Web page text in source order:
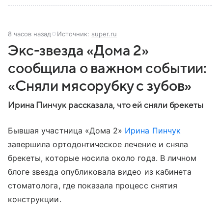
8 часов назад Источник: super.ru
Экс-звезда «Дома 2»
сообщила о важном событии:
«Сняли мясорубку с зубов»
Ирина Пинчук рассказала, что ей сняли брекеты
Бывшая участница «Дома 2» Ирина Пинчук
завершила ортодонтическое лечение и сняла
брекеты, которые носила около года. В личном
блоге звезда опубликовала видео из кабинета
стоматолога, где показала процесс снятия
конструкции.